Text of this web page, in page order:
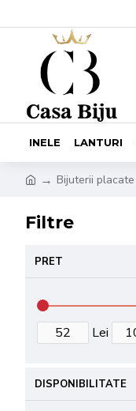
INELE LANTURI
Bijuterii placate
Filtre
PRET
Lei
DISPONIBILITATE